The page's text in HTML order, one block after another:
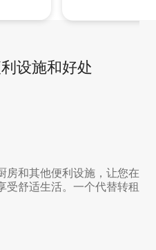
设施和好处
房和其他便利设施，让您在
受舒适生活。一个代替转租